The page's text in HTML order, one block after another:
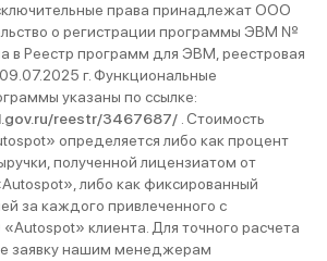
права принадлежат ООО
о регистрации программы ЭВМ №
в Реестр программ для ЭВМ, реестровая
г. Функциональные
указаны по ссылке:
reestr/3467687/ . Стоимость
определяется либо как процент
полученной лицензиатом от
либо как фиксированный
за каждого привлеченного с
клиента. Для точного расчета
заявку нашим менеджерам